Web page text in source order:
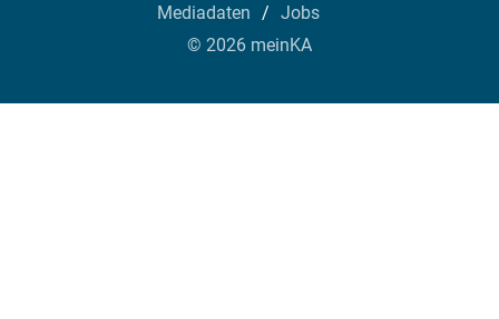
Mediadaten
Jobs
© 2026 meinKA